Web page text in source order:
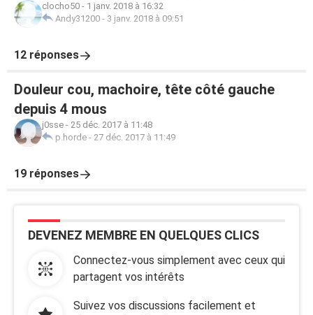
clocho50 - 1 janv. 2018 à 16:32
Andy31200 - 3 janv. 2018 à 09:51
12 réponses
Douleur cou, machoire, tête côté gauche
depuis 4 mous
j0sse - 25 déc. 2017 à 11:48
p.horde - 27 déc. 2017 à 11:49
19 réponses
DEVENEZ MEMBRE EN QUELQUES CLICS
Connectez-vous simplement avec ceux qui
partagent vos intérêts
Suivez vos discussions facilement et